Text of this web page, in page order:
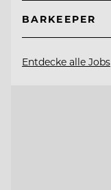
BARKEEPER
Entdecke alle Jobs